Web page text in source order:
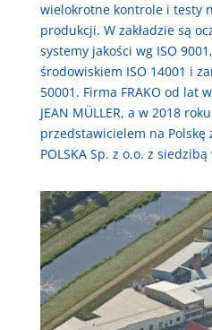
wielokrotne kontrole i testy
produkcji. W zakładzie są
systemy jakości wg ISO
środowiskiem ISO 14001 i
50001. Firma FRAKO od lat
JEAN MÜLLER, a w 2018
przedstawicielem na Polskę
POLSKA Sp. z o.o. z